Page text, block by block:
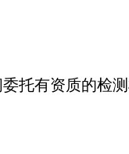
托有资质的检